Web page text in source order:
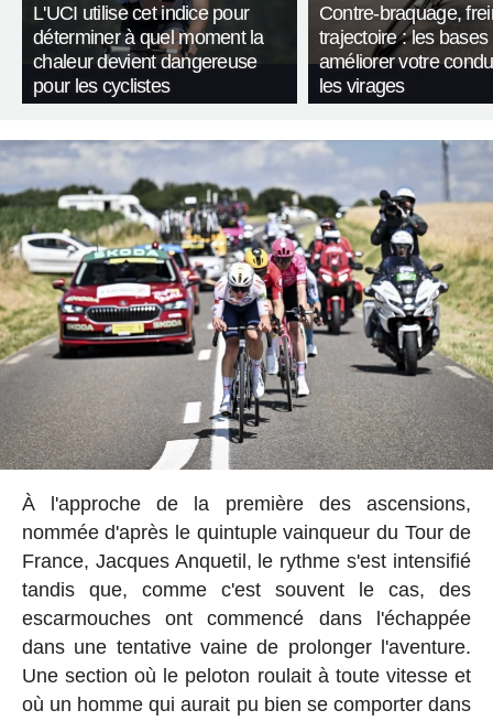
L'UCI utilise cet indice pour
déterminer à quel moment la
chaleur devient dangereuse
pour les cyclistes
Contre-braquage,
trajectoire : les bases
améliorer votre
les virages
À l'approche de la première des ascensions,
nommée d'après le quintuple vainqueur du Tour de
France, Jacques Anquetil, le rythme s'est intensifié
tandis que, comme c'est souvent le cas, des
escarmouches ont commencé dans l'échappée
dans une tentative vaine de prolonger l'aventure.
Une section où le peloton roulait à toute vitesse et
où un homme qui aurait pu bien se comporter dans